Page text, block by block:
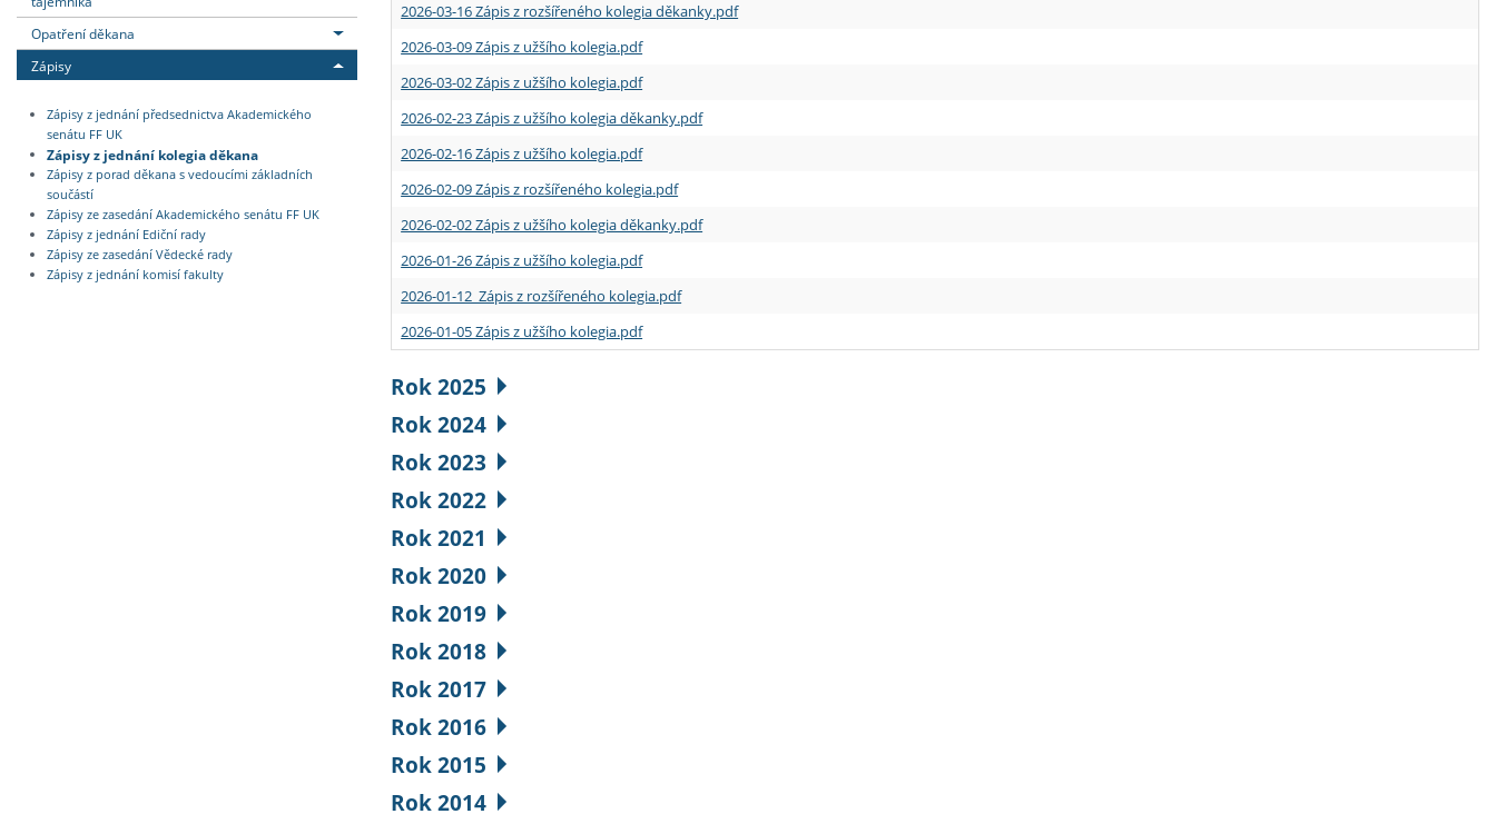
Opatření děkana
Zápisy
Zápisy z jednání předsednictva Akademického
senátu FF UK
Zápisy z jednání kolegia děkana
Zápisy z porad děkana s vedoucími základních
součástí
Zápisy ze zasedání Akademického senátu FF UK
Zápisy z jednání Ediční rady
Zápisy ze zasedání Vědecké rady
Zápisy z jednání komisí fakulty
2026-03-16 Zápis z rozšířeného kolegia děkanky.pdf
2026-03-09 Zápis z užšího kolegia.pdf
2026-03-02 Zápis z užšího kolegia.pdf
2026-02-23 Zápis z užšího kolegia děkanky.pdf
2026-02-16 Zápis z užšího kolegia.pdf
2026-02-09 Zápis z rozšířeného kolegia.pdf
2026-02-02 Zápis z užšího kolegia děkanky.pdf
2026-01-26 Zápis z užšího kolegia.pdf
2026-01-12 Zápis z rozšířeného kolegia.pdf
2026-01-05 Zápis z užšího kolegia.pdf
Rok 2025
Rok 2024
Rok 2023
Rok 2022
Rok 2021
Rok 2020
Rok 2019
Rok 2018
Rok 2017
Rok 2016
Rok 2015
Rok 2014